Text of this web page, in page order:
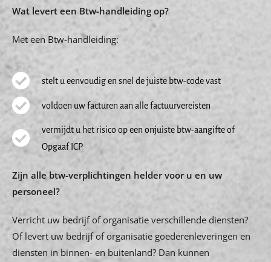
Wat levert een Btw-handleiding op?
Met een Btw-handleiding:
stelt u eenvoudig en snel de juiste btw-code vast
voldoen uw facturen aan alle factuurvereisten
vermijdt u het risico op een onjuiste btw-aangifte of
Opgaaf ICP
Zijn alle btw-verplichtingen helder voor u en uw
personeel?
Verricht uw bedrijf of organisatie verschillende diensten?
Of levert uw bedrijf of organisatie goederenleveringen en
diensten in binnen- en buitenland? Dan kunnen